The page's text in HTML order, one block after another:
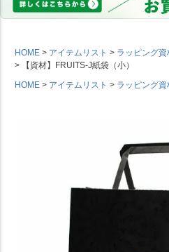
HOME アイテムリスト ラッピング資
【資材】FRUITS-J紙袋（小）
HOME
アイテムリスト ラッピング資